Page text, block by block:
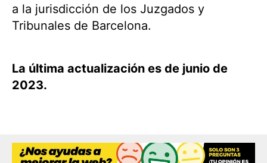
a la jurisdicción de los Juzgados y
Tribunales de Barcelona.
La última actualización es de junio de
2023.